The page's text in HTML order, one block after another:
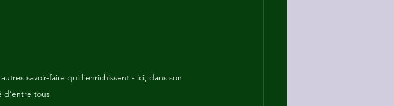
savoir-faire qui l'enrichissent - ici, dans son
d'entre tous